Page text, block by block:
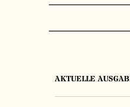
AKTUELLE